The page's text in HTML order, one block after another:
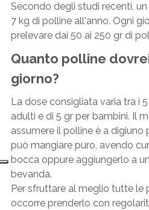
Secondo degli studi recenti,
7 kg di polline all'anno. Ogni
prelevare dai 50 ai 250 gr di
Quanto polline
giorno?
La dose consigliata varia tra i
adulti e di 5 gr per bambini. Il
assumere il polline è a digiuno
può mangiare puro, avendo
bocca oppure aggiungerlo a
bevanda.
Per sfruttare al meglio tutte le
occorre prenderlo con